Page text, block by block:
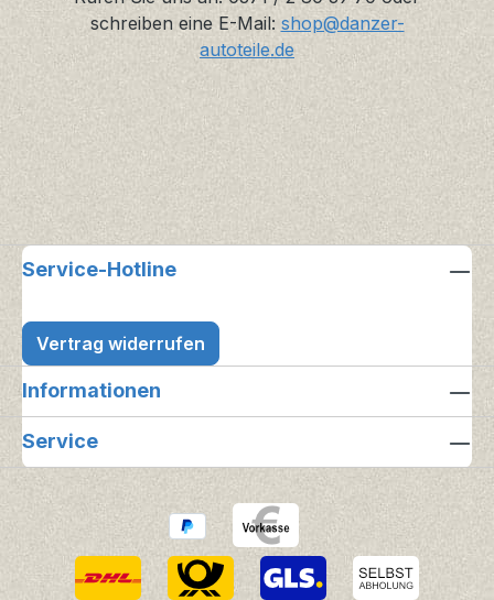
schreiben eine E-Mail: shop@danzer-
autoteile.de
Service-Hotline
Vertrag widerrufen
Informationen
Service